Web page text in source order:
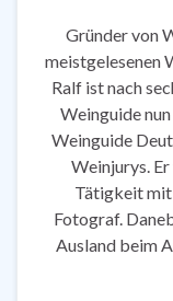
Gründer von
meistgelesenen
Ralf ist nach
Weinguide
Weinguide
Weinjurys.
Tätigkeit mit
Fotograf.
Ausland beim